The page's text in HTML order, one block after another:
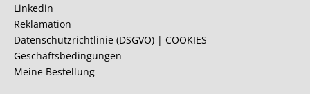
Linkedin
Reklamation
Datenschutzrichtlinie (DSGVO) | COOKIES
Geschäftsbedingungen
Meine Bestellung